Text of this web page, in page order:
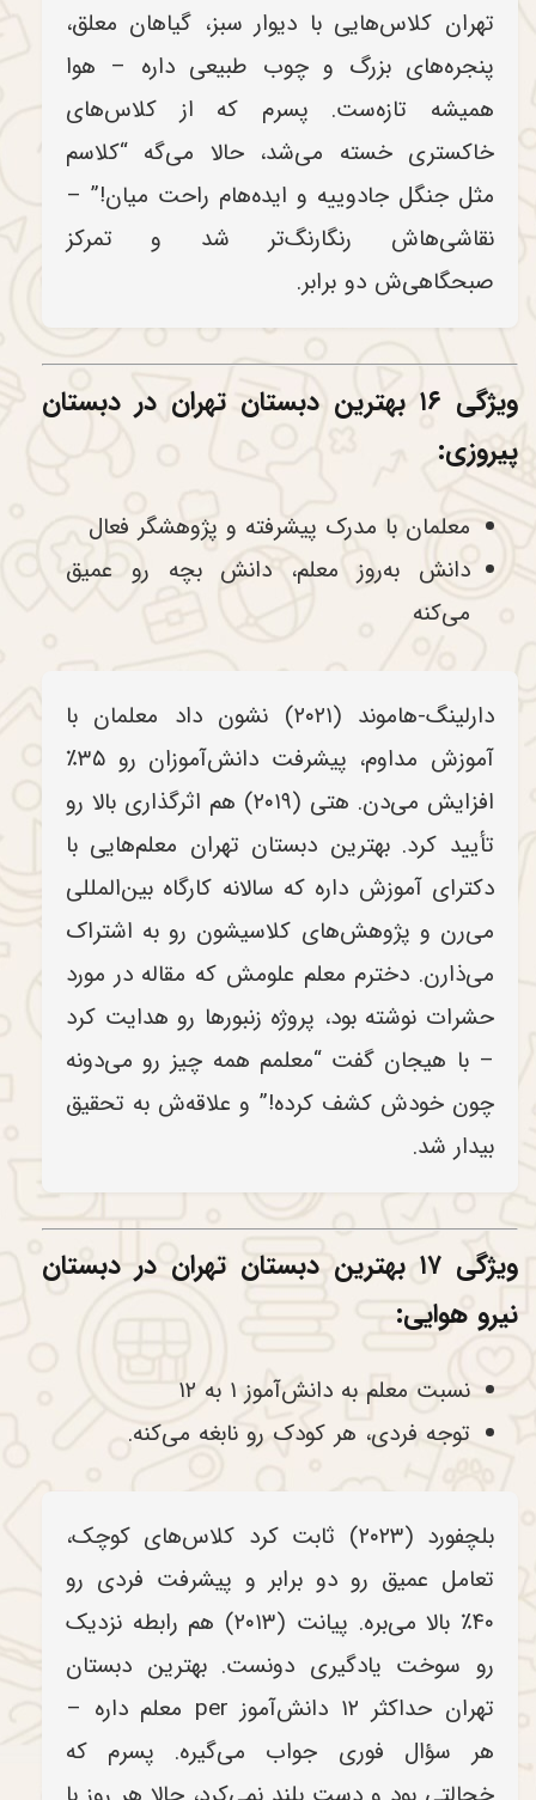
تهران کلاس‌هایی با دیوار سبز، گیاهان معلق،
پنجره‌های بزرگ و چوب طبیعی داره – هوا
همیشه تازه‌ست. پسرم که از کلاس‌های
خاکستری خسته می‌شد، حالا می‌گه “کلاسم
مثل جنگل جادوییه و ایده‌هام راحت میان!” –
نقاشی‌هاش رنگارنگ‌تر شد و تمرکز
صبحگاهی‌ش دو برابر.
ویژگی ۱۶ بهترین دبستان تهران در دبستان
پیروزی:
معلمان با مدرک پیشرفته و پژوهشگر فعال
دانش به‌روز معلم، دانش بچه رو عمیق
می‌کنه
دارلینگ-هاموند (۲۰۲۱) نشون داد معلمان با
آموزش مداوم، پیشرفت دانش‌آموزان رو ۳۵٪
افزایش می‌دن. هتی (۲۰۱۹) هم اثرگذاری بالا رو
تأیید کرد. بهترین دبستان تهران معلم‌هایی با
دکترای آموزش داره که سالانه کارگاه بین‌المللی
می‌رن و پژوهش‌های کلاسیشون رو به اشتراک
می‌ذارن. دخترم معلم علومش که مقاله در مورد
حشرات نوشته بود، پروژه زنبورها رو هدایت کرد
– با هیجان گفت “معلمم همه چیز رو می‌دونه
چون خودش کشف کرده!” و علاقه‌ش به تحقیق
بیدار شد.
ویژگی ۱۷ بهترین دبستان تهران در دبستان
نیرو هوایی:
نسبت معلم به دانش‌آموز ۱ به ۱۲
توجه فردی، هر کودک رو نابغه می‌کنه.
بلچفورد (۲۰۲۳) ثابت کرد کلاس‌های کوچک،
تعامل عمیق رو دو برابر و پیشرفت فردی رو
۴۰٪ بالا می‌بره. پیانت (۲۰۱۳) هم رابطه نزدیک
رو سوخت یادگیری دونست. بهترین دبستان
تهران حداکثر ۱۲ دانش‌آموز per معلم داره –
هر سؤال فوری جواب می‌گیره. پسرم که